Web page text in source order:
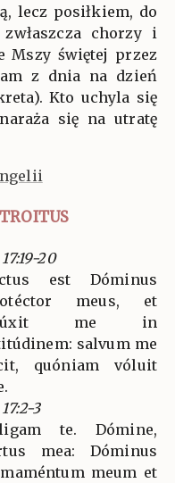
lecz posiłkiem, do
chorzy i
Mszy świętej przez
z dnia na dzień
Kto uchyla się
się na utratę
20
est Dóminus
meus, et
me in
salvum me
quóniam vóluit
3
te. Dómine,
mea: Dóminus
meum et